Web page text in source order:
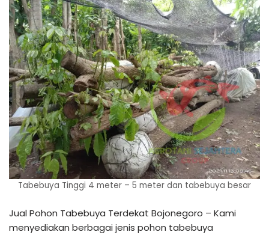
Tabebuya Tinggi 4 meter – 5 meter dan tabebuya besar
Jual Pohon Tabebuya Terdekat Bojonegoro – Kami
menyediakan berbagai jenis pohon tabebuya